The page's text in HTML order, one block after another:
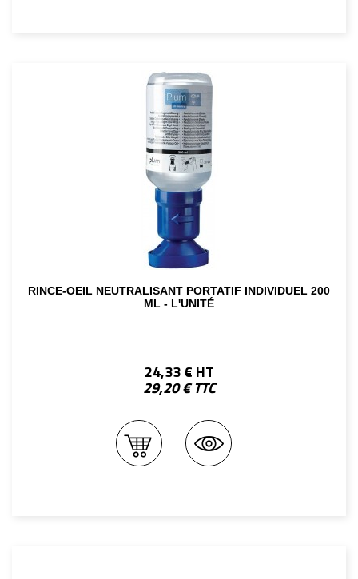
RINCE-OEIL NEUTRALISANT PORTATIF INDIVIDUEL 200
ML - L'UNITÉ
24,33 € HT
29,20 € TTC